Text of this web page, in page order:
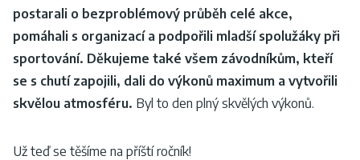
postarali o bezproblémový průběh celé akce,
pomáhali s organizací a podpořili mladší spolužáky při
sportování. Děkujeme také všem závodníkům, kteří
se s chutí zapojili, dali do výkonů maximum a vytvořili
skvělou atmosféru. Byl to den plný skvělých výkonů.
Už teď se těšíme na příští ročník!